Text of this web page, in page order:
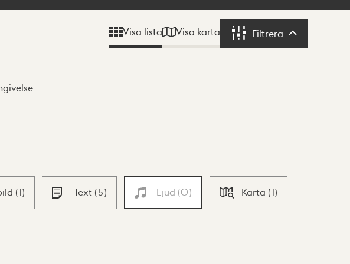
Visa lista Visa karta Filtrera Filtrera
(1) Text (5) Ljud (0) Karta (1)